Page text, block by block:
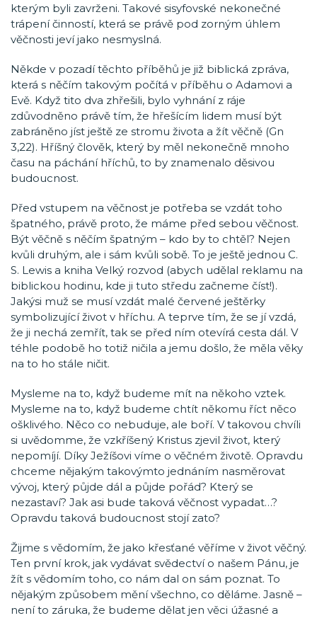
kterým byli zavrženi. Takové sisyfovské nekonečné
trápení činností, která se právě pod zorným úhlem
věčnosti jeví jako nesmyslná.
Někde v pozadí těchto příběhů je již biblická zpráva,
která s něčím takovým počítá v příběhu o Adamovi a
Evě. Když tito dva zhřešili, bylo vyhnání z ráje
zdůvodněno právě tím, že hřešícím lidem musí být
zabráněno jíst ještě ze stromu života a žít věčně (Gn
3,22). Hříšný člověk, který by měl nekonečně mnoho
času na páchání hříchů, to by znamenalo děsivou
budoucnost.
Před vstupem na věčnost je potřeba se vzdát toho
špatného, právě proto, že máme před sebou věčnost.
Být věčně s něčím špatným – kdo by to chtěl? Nejen
kvůli druhým, ale i sám kvůli sobě. To je ještě jednou C.
S. Lewis a kniha Velký rozvod (abych udělal reklamu na
biblickou hodinu, kde ji tuto středu začneme číst!).
Jakýsi muž se musí vzdát malé červené ještěrky
symbolizující život v hříchu. A teprve tím, že se jí vzdá,
že ji nechá zemřít, tak se před ním otevírá cesta dál. V
téhle podobě ho totiž ničila a jemu došlo, že měla věky
na to ho stále ničit.
Mysleme na to, když budeme mít na někoho vztek.
Mysleme na to, když budeme chtít někomu říct něco
ošklivého. Něco co nebuduje, ale boří. V takovou chvíli
si uvědomme, že vzkříšený Kristus zjevil život, který
nepomíjí. Díky Ježíšovi víme o věčném životě. Opravdu
chceme nějakým takovýmto jednáním nasměrovat
vývoj, který půjde dál a půjde pořád? Který se
nezastaví? Jak asi bude taková věčnost vypadat…?
Opravdu taková budoucnost stojí zato?
Žijme s vědomím, že jako křesťané věříme v život věčný.
Ten první krok, jak vydávat svědectví o našem Pánu, je
žít s vědomím toho, co nám dal on sám poznat. To
nějakým způsobem mění všechno, co děláme. Jasně –
není to záruka, že budeme dělat jen věci úžasné a